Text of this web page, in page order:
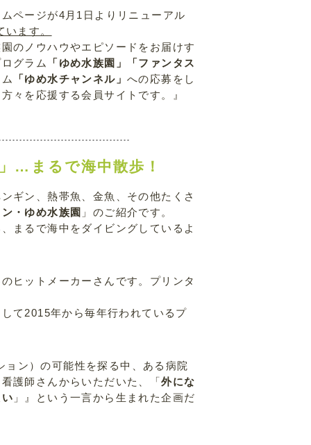
ページが4月1日よりリニューアル
ます。
のノウハウやエピソードをお届けす
グラム
「ゆめ水族園」「ファンタス
「ゆめ水チャンネル」 への応募をし
方々を応援する会員サイトです。』
…まるで海中散歩！
ギン、熱帯魚、金魚、その他たくさ
・ゆめ水族園 」のご紹介です。
まるで海中をダイビングしているよ
ヒットメーカーさんです。プリンタ
て2015年から毎年行われているプ
ン）の可能性を探る中、ある病院
護師さんからいただいた、「外にな
」』という一言から生まれた企画だ